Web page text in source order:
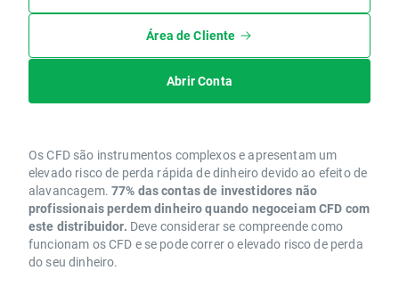
Área de Cliente
Abrir Conta
Os CFD são instrumentos complexos e apresentam um
elevado risco de perda rápida de dinheiro devido ao efeito de
alavancagem. 77% das contas de investidores não
profissionais perdem dinheiro quando negoceiam CFD com
este distribuidor. Deve considerar se compreende como
funcionam os CFD e se pode correr o elevado risco de perda
do seu dinheiro.